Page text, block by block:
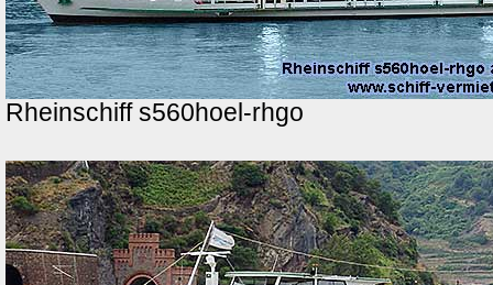
Rheinschiff s560hoel-rhgo